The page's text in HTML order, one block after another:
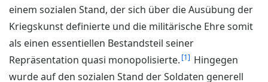
einem sozialen Stand, der sich über die Ausübung der
Kriegskunst definierte und die militärische Ehre somit
als einen essentiellen Bestandsteil seiner
Repräsentation quasi monopolisierte. 1
Hingegen
wurde auf den sozialen Stand der Soldaten generell